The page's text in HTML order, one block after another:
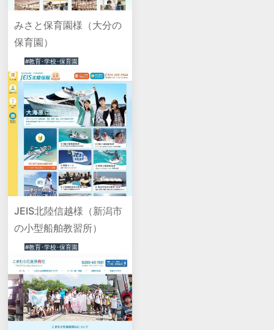
みさと保育園様（大分の
保育園）
#教育･学校･保育園
JEIS北陸信越様（新潟市
の小型船舶教習所）
#教育･学校･保育園